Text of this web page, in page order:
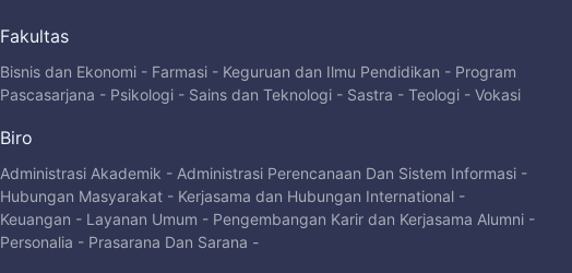
Fakultas
Bisnis dan Ekonomi - Farmasi - Keguruan dan Ilmu Pendidikan - Program
Pascasarjana - Psikologi - Sains dan Teknologi - Sastra -Teologi -Vokasi
Biro
Administrasi Akademik - Administrasi Perencanaan Dan Sistem Informasi -
Hubungan Masyarakat - Kerjasama dan Hubungan International -
Keuangan - Layanan Umum - Pengembangan Karir dan Kerjasama Alumni -
Personalia - Prasarana Dan Sarana -